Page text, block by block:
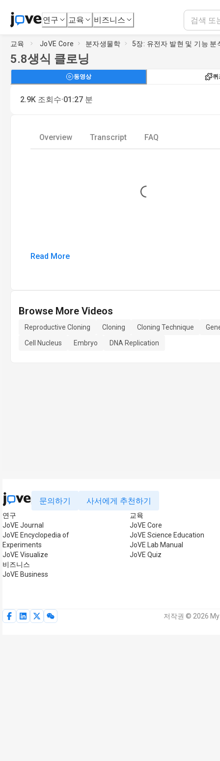
연구 교육 비즈니스
교육 JoVE Core 분자생물학 5장: 유전자 발현 및 기능 분
5.8생식 클로닝
동영상 퀴
2.9K 조회수·01:27 분
Overview Transcript FAQ
Loading...
Read More
Browse More Videos
Reproductive Cloning Cloning Cloning Technique
Cell Nucleus
Embryo DNA Replication
문의하기 사서에게 추천하기
연구
JoVE Journal
JoVE Encyclopedia of
Experiments
JoVE Visualize
비즈니스
JoVE Business
교육
JoVE Core
JoVE Science Education
JoVE Lab Manual
JoVE Quiz
저작권 © 2026